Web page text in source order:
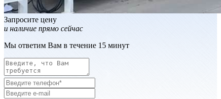
Запросите цену
и наличие прямо сейчас
Мы ответим Вам в течение 15 минут